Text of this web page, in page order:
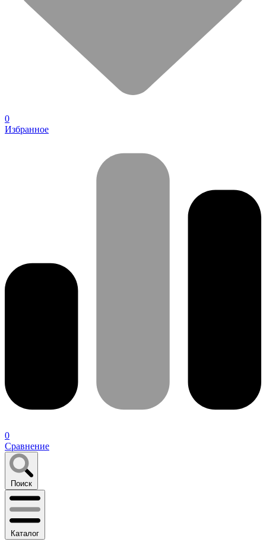
0
Избранное
0
Сравнение
Поиск
Каталог